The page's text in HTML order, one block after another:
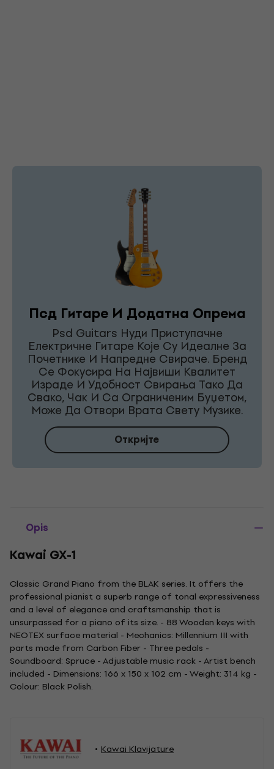
Псд Гитаре И Додатна Опрема
Psd Guitars Нуди Приступачне
Електричне Гитаре Које Су Идеалне За
Почетнике И Напредне Свираче. Бренд
Се Фокусира На Највиши Квалитет
Израде И Удобност Свирања Тако Да
Свако, Чак И Са Ограниченим Буџетом,
Може Да Отвори Врата Свету Музике.
Откријте
Opis
Kawai GX-1
Classic Grand Piano from the BLAK series. It offers the
professional pianist a superb range of tonal expressiveness
and a level of elegance and craftsmanship that is
unsurpassed for a piano of its size. - 88 Wooden keys with
NEOTEX surface material - Mechanics: Millennium III with
parts made from Carbon Fiber - Three pedals -
Soundboard: Spruce - Adjustable music rack - Artist bench
included - Dimensions: 166 x 150 x 102 cm - Weight: 314 kg -
Colour: Black Polish.
Kawai Klavijature